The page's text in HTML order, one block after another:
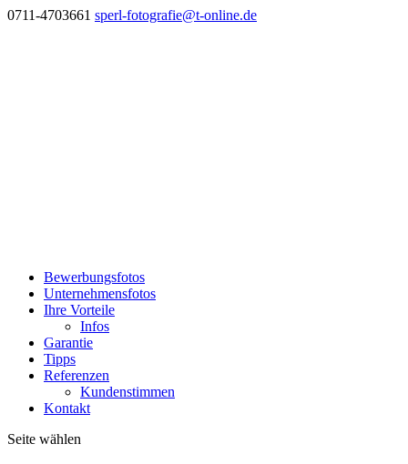
0711-4703661 sperl-fotografie@t-online.de
Bewerbungsfotos
Unternehmensfotos
Ihre Vorteile
Infos
Garantie
Tipps
Referenzen
Kundenstimmen
Kontakt
Seite wählen